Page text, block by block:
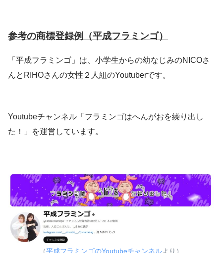
参考の商標登録例（平成フラミンゴ）
「平成フラミンゴ」は、小学生からの幼なじみのNICOさ
んとRIHOさんの女性２人組のYoutuberです。
Youtubeチャンネル「フラミンゴはへんがおを繰り出し
た！」を運営しています。
（平成フラミンゴのYoutubeチャンネルより）